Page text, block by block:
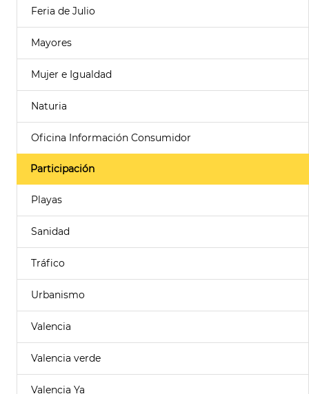
Feria de Julio
Mayores
Mujer e Igualdad
Naturia
Oficina Información Consumidor
Participación
Playas
Sanidad
Tráfico
Urbanismo
Valencia
Valencia verde
Valencia Ya